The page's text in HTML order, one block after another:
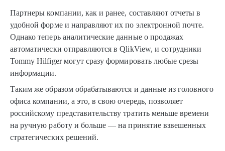
Партнеры компании, как и ранее, составляют отчеты в
удобной форме и направляют их по электронной почте.
Однако теперь аналитические данные о продажах
автоматически отправляются в QlikView, и сотрудники
Tommy Hilfiger могут сразу формировать любые срезы
информации.
Таким же образом обрабатываются и данные из головного
офиса компании, а это, в свою очередь, позволяет
российскому представительству тратить меньше времени
на ручную работу и больше — на принятие взвешенных
стратегических решений.